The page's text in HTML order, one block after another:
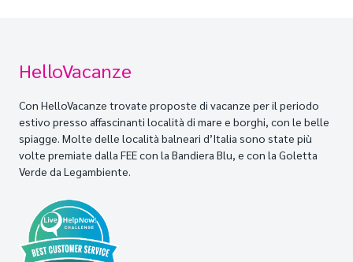
HelloVacanze
Con HelloVacanze trovate proposte di vacanze per il periodo
estivo presso affascinanti località di mare e borghi, con le belle
spiagge. Molte delle località balneari d’Italia sono state più
volte premiate dalla FEE con la Bandiera Blu, e con la Goletta
Verde da Legambiente.